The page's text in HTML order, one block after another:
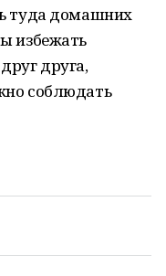
туда домашних
избежать
друга,
соблюдать